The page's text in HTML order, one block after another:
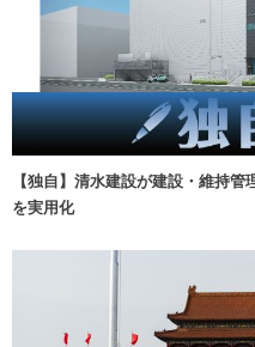
【独自】清水建設が建設・維持
を実用化